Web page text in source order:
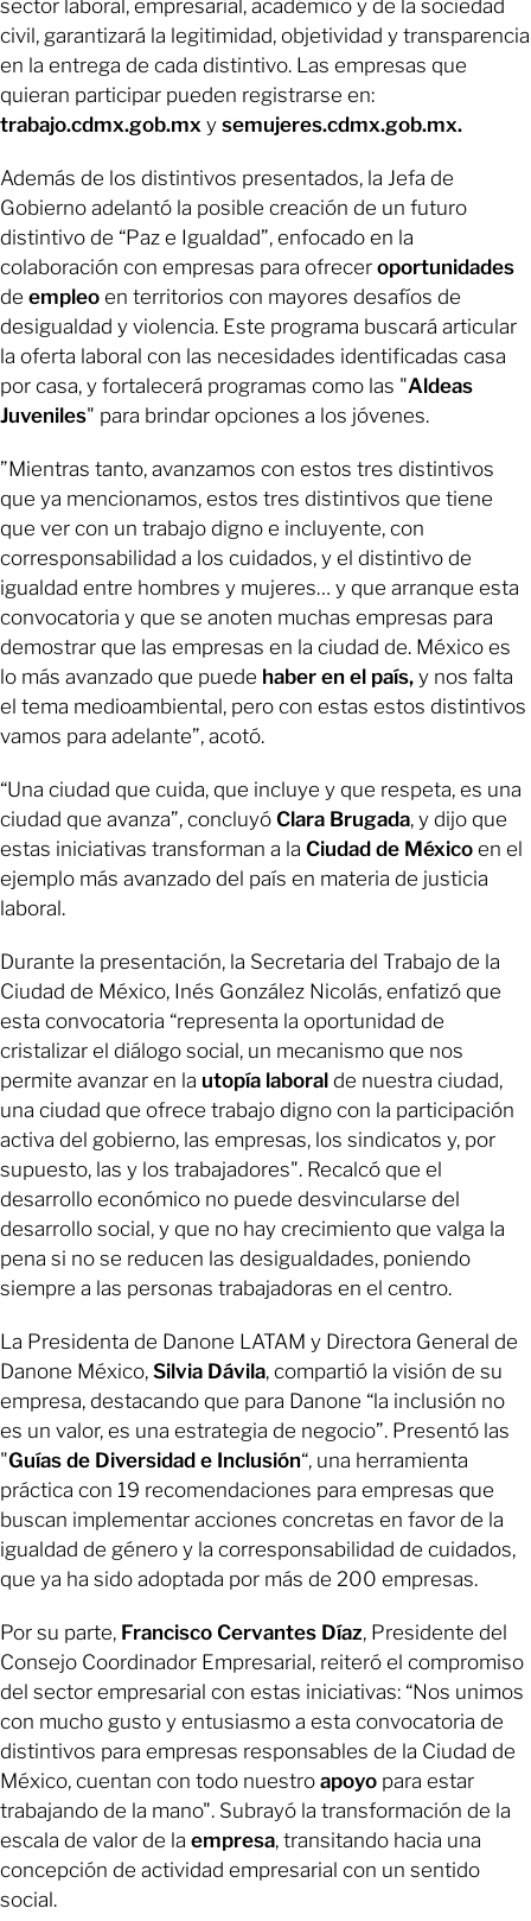
sector laboral, empresarial, académico y de la sociedad
civil, garantizará la legitimidad, objetividad y transparencia
en la entrega de cada distintivo. Las empresas que
quieran participar pueden registrarse en:
trabajo.cdmx.gob.mx y semujeres.cdmx.gob.mx.
Además de los distintivos presentados, la Jefa de
Gobierno adelantó la posible creación de un futuro
distintivo de “Paz e Igualdad”, enfocado en la
colaboración con empresas para ofrecer oportunidades
de empleo en territorios con mayores desafíos de
desigualdad y violencia. Este programa buscará articular
la oferta laboral con las necesidades identificadas casa
por casa, y fortalecerá programas como las "Aldeas
Juveniles" para brindar opciones a los jóvenes.
”Mientras tanto, avanzamos con estos tres distintivos
que ya mencionamos, estos tres distintivos que tiene
que ver con un trabajo digno e incluyente, con
corresponsabilidad a los cuidados, y el distintivo de
igualdad entre hombres y mujeres… y que arranque esta
convocatoria y que se anoten muchas empresas para
demostrar que las empresas en la ciudad de. México es
lo más avanzado que puede haber en el país, y nos falta
el tema medioambiental, pero con estas estos distintivos
vamos para adelante”, acotó.
“Una ciudad que cuida, que incluye y que respeta, es una
ciudad que avanza”, concluyó Clara Brugada, y dijo que
estas iniciativas transforman a la Ciudad de México en el
ejemplo más avanzado del país en materia de justicia
laboral.
Durante la presentación, la Secretaria del Trabajo de la
Ciudad de México, Inés González Nicolás, enfatizó que
esta convocatoria “representa la oportunidad de
cristalizar el diálogo social, un mecanismo que nos
permite avanzar en la utopía laboral de nuestra ciudad,
una ciudad que ofrece trabajo digno con la participación
activa del gobierno, las empresas, los sindicatos y, por
supuesto, las y los trabajadores". Recalcó que el
desarrollo económico no puede desvincularse del
desarrollo social, y que no hay crecimiento que valga la
pena si no se reducen las desigualdades, poniendo
siempre a las personas trabajadoras en el centro.
La Presidenta de Danone LATAM y Directora General de
Danone México, Silvia Dávila, compartió la visión de su
empresa, destacando que para Danone “la inclusión no
es un valor, es una estrategia de negocio”. Presentó las
"Guías de Diversidad e Inclusión“, una herramienta
práctica con 19 recomendaciones para empresas que
buscan implementar acciones concretas en favor de la
igualdad de género y la corresponsabilidad de cuidados,
que ya ha sido adoptada por más de 200 empresas.
Por su parte, Francisco Cervantes Díaz, Presidente del
Consejo Coordinador Empresarial, reiteró el compromiso
del sector empresarial con estas iniciativas: “Nos unimos
con mucho gusto y entusiasmo a esta convocatoria de
distintivos para empresas responsables de la Ciudad de
México, cuentan con todo nuestro apoyo para estar
trabajando de la mano". Subrayó la transformación de la
escala de valor de la empresa, transitando hacia una
concepción de actividad empresarial con un sentido
social.